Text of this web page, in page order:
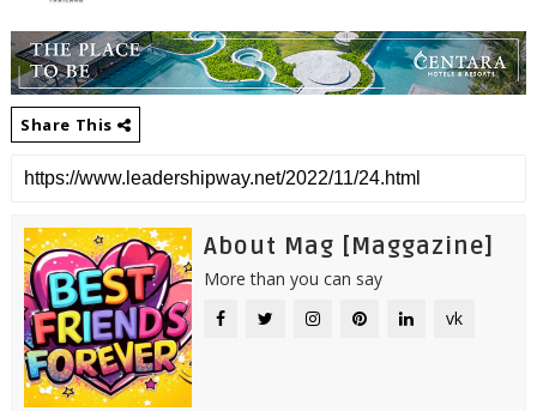
Share This
About Mag [Maggazine]
More than you can say
vk